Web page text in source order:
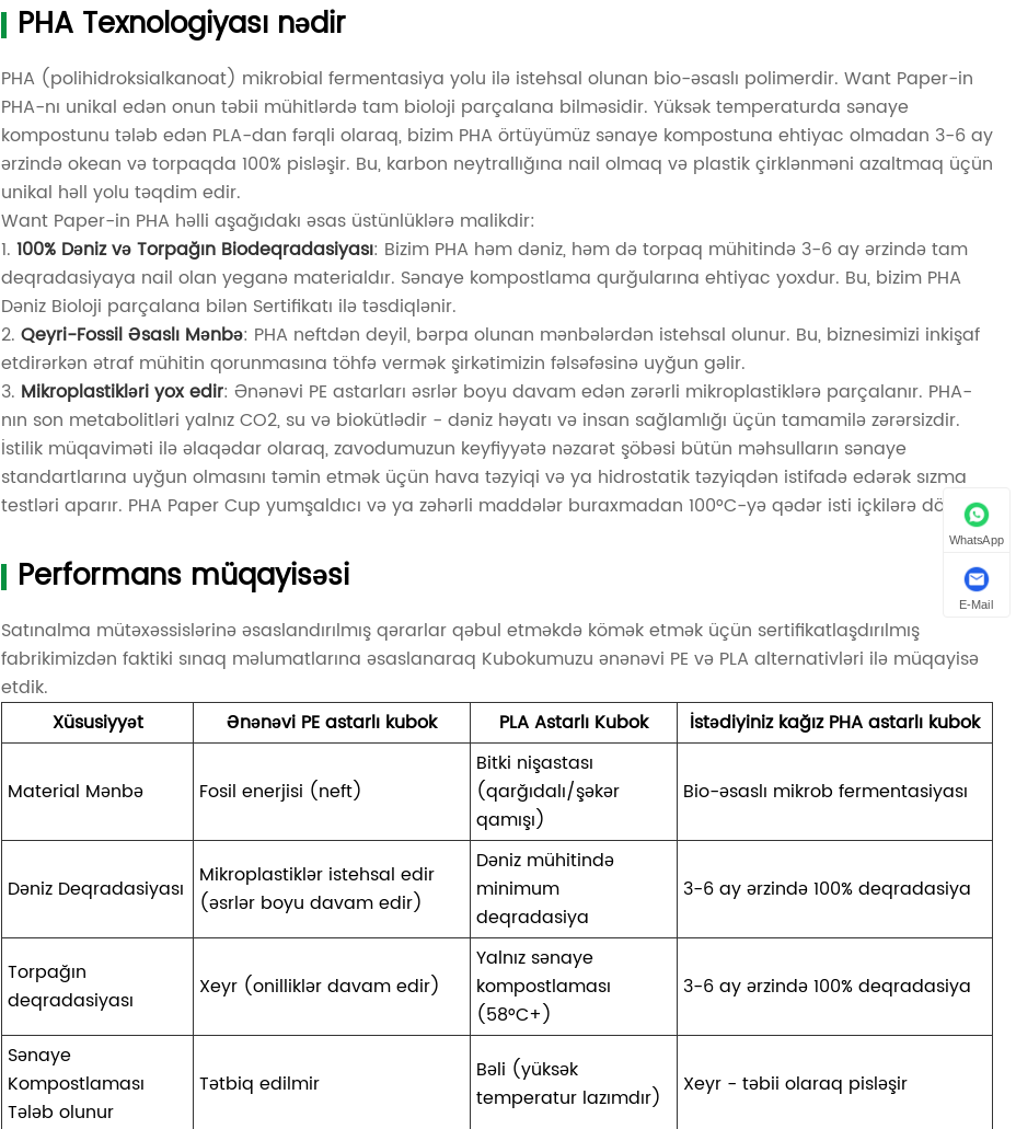
PHA Texnologiyası nədir
PHA (polihidroksialkanoat) mikrobial fermentasiya yolu ilə istehsal olunan bio-əsaslı polimerdir. Want Paper-in
PHA-nı unikal edən onun təbii mühitlərdə tam bioloji parçalana bilməsidir. Yüksək temperaturda sənaye
kompostunu tələb edən PLA-dan fərqli olaraq, bizim PHA örtüyümüz sənaye kompostuna ehtiyac olmadan 3-6 ay
ərzində okean və torpaqda 100% pisləşir. Bu, karbon neytrallığına nail olmaq və plastik çirklənməni azaltmaq üçün
unikal həll yolu təqdim edir.
Want Paper-in PHA həlli aşağıdakı əsas üstünlüklərə malikdir:
1.100% Dəniz və Torpağın Biodeqradasiyası: Bizim PHA həm dəniz, həm də torpaq mühitində 3-6 ay ərzində tam
deqradasiyaya nail olan yeganə materialdır. Sənaye kompostlama qurğularına ehtiyac yoxdur. Bu, bizim PHA
Dəniz Bioloji parçalana bilən Sertifikatı ilə təsdiqlənir.
2.Qeyri-Fossil Əsaslı Mənbə: PHA neftdən deyil, bərpa olunan mənbələrdən istehsal olunur. Bu, biznesimizi inkişaf
etdirərkən ətraf mühitin qorunmasına töhfə vermək şirkətimizin fəlsəfəsinə uyğun gəlir.
3. Mikroplastikləri yox edir: Ənənəvi PE astarları əsrlər boyu davam edən zərərli mikroplastiklərə parçalanır. PHA-
nın son metabolitləri yalnız CO2, su və biokütlədir - dəniz həyatı və insan sağlamlığı üçün tamamilə zərərsizdir.
İstilik müqaviməti ilə əlaqədar olaraq, zavodumuzun keyfiyyətə nəzarət şöbəsi bütün məhsulların sənaye
standartlarına uyğun olmasını təmin etmək üçün hava təzyiqi və ya hidrostatik təzyiqdən istifadə edərək sızma
testləri aparır. PHA Paper Cup yumşaldıcı və ya zəhərli maddələr buraxmadan 100°C-yə qədər isti içkilərə dözür.
Performans müqayisəsi
Satınalma mütəxəssislərinə əsaslandırılmış qərarlar qəbul etməkdə kömək etmək üçün sertifikatlaşdırılmış
fabrikimizdən faktiki sınaq məlumatlarına əsaslanaraq Kubokumuzu ənənəvi PE və PLA alternativləri ilə müqayisə
etdik.
Xüsusiyyət
Ənənəvi PE astarlı kubok PLA Astarlı Kubok İstədiyiniz kağız PHA astarlı kubok
Material Mənbə Fosil enerjisi (neft)
Bitki nişastası
(qarğıdalı/şəkər
qamışı)
Bio-əsaslı mikrob fermentasiyası
Dəniz Deqradasiyası
Mikroplastiklər istehsal edir
(əsrlər boyu davam edir)
Dəniz mühitində
minimum
deqradasiya
3-6 ay ərzində 100% deqradasiya
Torpağın
deqradasiyası
Xeyr (onilliklər davam edir)
Yalnız sənaye
kompostlaması
(58°C+)
3-6 ay ərzində 100% deqradasiya
Sənaye
Kompostlaması
Tələb olunur
Tətbiq edilmir
Bəli (yüksək
temperatur lazımdır)
Xeyr - təbii olaraq pisləşir
WhatsApp
E-Mail